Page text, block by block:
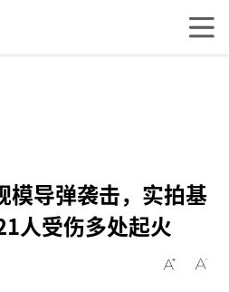
模导弹袭击，实拍基
人受伤多处起火